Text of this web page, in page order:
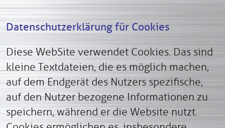
Datenschutzerklärung für Cookies
Diese WebSite verwendet Cookies. Das sind
kleine Textdateien, die es möglich machen,
auf dem Endgerät des Nutzers spezifische,
auf den Nutzer bezogene Informationen zu
speichern, während er die Website nutzt.